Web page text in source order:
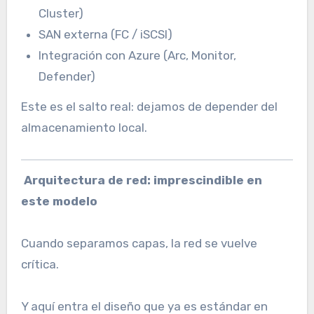
Cluster)
SAN externa (FC / iSCSI)
Integración con Azure (Arc, Monitor,
Defender)
Este es el salto real: dejamos de depender del
almacenamiento local.
Arquitectura de red: imprescindible en
este modelo
Cuando separamos capas, la red se vuelve
crítica.
Y aquí entra el diseño que ya es estándar en